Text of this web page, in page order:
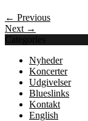
← Previous
Next →
Categories
Nyheder
Koncerter
Udgivelser
Blueslinks
Kontakt
English